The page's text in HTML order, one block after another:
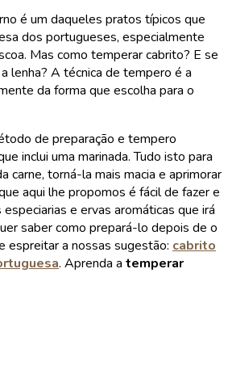
é um daqueles pratos típicos que
dos portugueses, especialmente
Mas como temperar cabrito? E se
lenha? A técnica de tempero é a
da forma que escolha para o
de preparação e tempero
inclui uma marinada. Tudo isto para
carne, torná-la mais macia e aprimorar
aqui lhe propomos é fácil de fazer e
e ervas aromáticas que irá
saber como prepará-lo depois de o
espreitar a nossas sugestão: cabrito
. Aprenda a temperar